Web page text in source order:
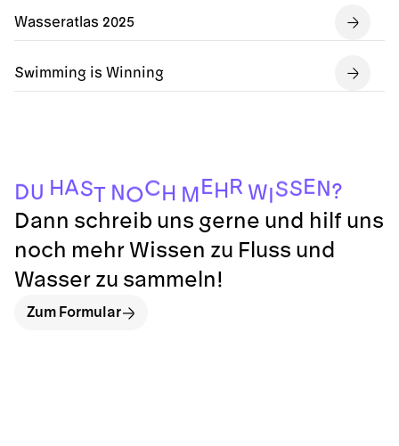
Wasseratlas 2025
Swimming is Winning
DU HAST NOCH ME H R WISSE N ?
Dann schreib uns gerne und hilf uns
noch mehr Wissen zu Fluss und
Wasser zu sammeln!
Zum Formular